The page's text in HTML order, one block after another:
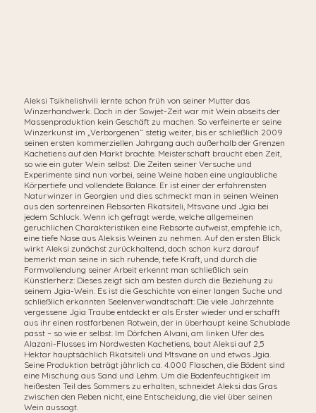
Aleksi Tsikhelishvili lernte schon früh von seiner Mutter das
Winzerhandwerk. Doch in der Sowjet-Zeit war mit Wein abseits der
Massenproduktion kein Geschäft zu machen. So verfeinerte er seine
Winzerkunst im „Verborgenen“ stetig weiter, bis er schließlich 2009
seinen ersten kommerziellen Jahrgang auch außerhalb der Grenzen
Kachetiens auf den Markt brachte. Meisterschaft braucht eben Zeit,
so wie ein guter Wein selbst. Die Zeiten seiner Versuche und
Experimente sind nun vorbei, seine Weine haben eine unglaubliche
Körpertiefe und vollendete Balance. Er ist einer der erfahrensten
Naturwinzer in Georgien und dies schmeckt man in seinen Weinen
aus den sortenreinen Rebsorten Rkatsiteli, Mtsvane und Jgia bei
jedem Schluck. Wenn ich gefragt werde, welche allgemeinen
geruchlichen Charakteristiken eine Rebsorte aufweist, empfehle ich,
eine tiefe Nase aus Aleksis Weinen zu nehmen. Auf den ersten Blick
wirkt Aleksi zunächst zurückhaltend, doch schon kurz darauf
bemerkt man seine in sich ruhende, tiefe Kraft, und durch die
Formvollendung seiner Arbeit erkennt man schließlich sein
Künstlerherz: Dieses zeigt sich am besten durch die Beziehung zu
seinem Jgia-Wein. Es ist die Geschichte von einer langen Suche und
schließlich erkannten Seelenverwandtschaft: Die viele Jahrzehnte
vergessene Jgia Traube entdeckt er als Erster wieder und erschafft
aus ihr einen rostfarbenen Rotwein, der in überhaupt keine Schublade
passt – so wie er selbst. Im Dörfchen Alvani, am linken Ufer des
Alazani-Flusses im Nordwesten Kachetiens, baut Aleksi auf 2,5
Hektar hauptsächlich Rkatsiteli und Mtsvane an und etwas Jgia.
Seine Produktion beträgt jährlich ca. 4.000 Flaschen, die Bödent sind
eine Mischung aus Sand und Lehm. Um die Bodenfeuchtigkeit im
heißesten Teil des Sommers zu erhalten, schneidet Aleksi das Gras
zwischen den Reben nicht, eine Entscheidung, die viel über seinen
Wein aussagt.